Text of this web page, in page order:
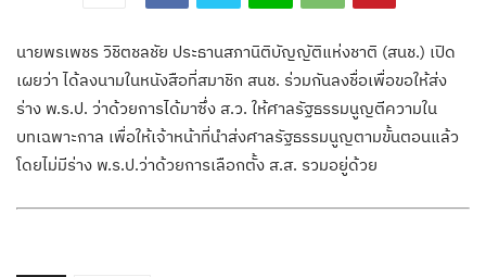
นายพรเพชร วิชิตชลชัย ประธานสภานิติบัญญัติแห่งชาติ (สนช.) เปิด
เผยว่า ได้ลงนามในหนังสือที่สมาชิก สนช. ร่วมกันลงชื่อเพื่อขอให้ส่ง
ร่าง พ.ร.ป. ว่าด้วยการได้มาซึ่ง ส.ว. ให้ศาลรัฐธรรมนูญตีความใน
บทเฉพาะกาล เพื่อให้เจ้าหน้าที่นำส่งศาลรัฐธรรมนูญตามขั้นตอนแล้ว
โดยไม่มีร่าง พ.ร.ป.ว่าด้วยการเลือกตั้ง ส.ส. รวมอยู่ด้วย